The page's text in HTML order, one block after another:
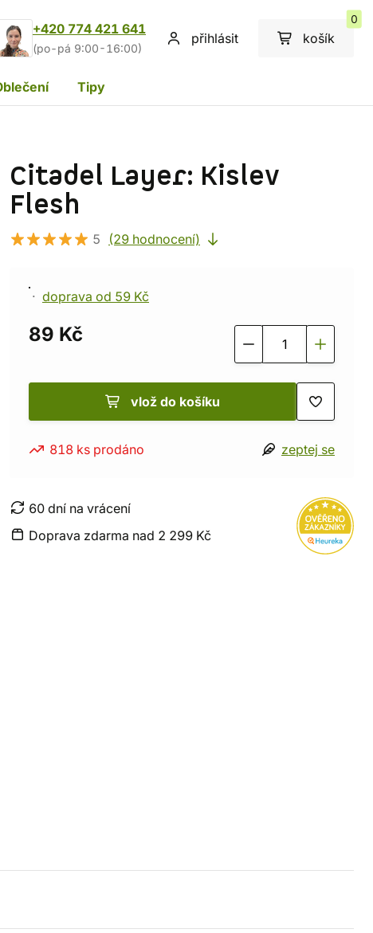
+420 774 421 641
(po-pá 9:00-16:00)
přihlásit košík
0
Tipy
Citadel Layer: Kislev
Flesh
5 (29 hodnocení)
doprava od 59 Kč
89 Kč
vlož do košíku
818 ks prodáno zeptej se
60 dní na vrácení
Doprava zdarma nad 2 299 Kč